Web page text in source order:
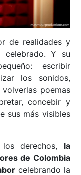
de realidades y
celebrado. Y su
escribir
los sonidos,
poemas
concebir y
sus más visibles
derechos, la
de Colombia
celebrando la